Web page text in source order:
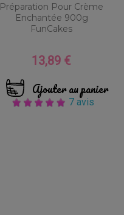
Préparation Pour Crème
Enchantée 900g
FunCakes
Prix
13,89 €
Ajouter au panier
7 avis